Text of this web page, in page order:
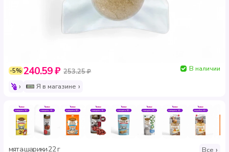
-5% 240.59 ₽ 253.25 ₽
В наличии
Я в магазине
мята·шарики·22 г Все